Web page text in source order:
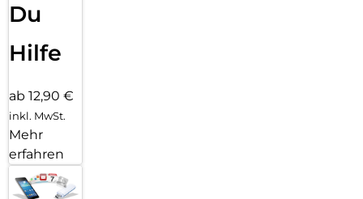
Du
Hilfe
ab 12,90 €
inkl. MwSt.
Mehr
erfahren